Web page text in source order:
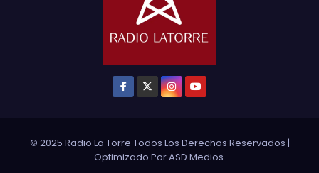
© 2025 Radio La Torre Todos Los Derechos Reservados |
Optimizado PorASD Medios.